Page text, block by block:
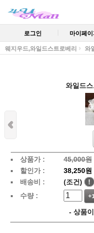
로그인 마이페이
웨지우드,와일드스트로베리 와
와일드
상품가 :
45,000원
할인가 :
38,250원
배송비 :
(조건)
!
수량 :
- 상품